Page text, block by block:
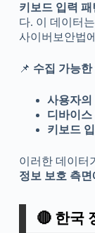
키보드 입력 패
다. 이 데이터는
사이버보안법
📌 수집 가능한
사용자의
디바이스
키보드
이러한 데이터
정보 보호 측
🔴 한국